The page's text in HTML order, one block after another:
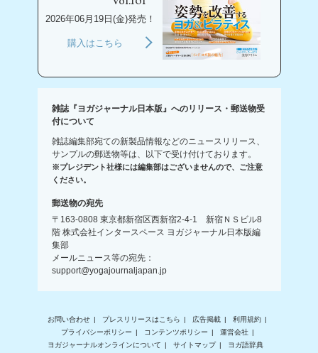
2026年06月19日(金)発売！
購入はこちら
雑誌『ヨガジャーナル日本版』へのリリース・郵送物受
付について
雑誌編集部宛ての新製品情報などのニュースリリース、
サンプルの郵送物等は、以下で受け付けております。
※プレジデント社様には編集部はございませんので、ご注意
ください。
郵送物の宛先
〒163-0808 東京都新宿区西新宿2-4-1 新宿ＮＳビル8
階 株式会社インタースペース ヨガジャーナル日本版編
集部
メールニュース等の宛先：
support@yogajournaljapan.jp
お問い合わせ プレスリリースはこちら 広告掲載
利用規約
プライバシーポリシー
コンテンツポリシー
運営会社
ヨガジャーナルオンラインについて
サイトマップ ヨガ語辞典